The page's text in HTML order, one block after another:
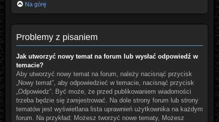
Na górę
Problemy z pisaniem
Jak utworzyć nowy temat na forum lub wysłać odpowiedź w
temacie?
Aby utworzyć nowy temat na forum, należy nacisnąć przycisk
„Nowy temat”, aby odpowiedzieć w temacie, nacisnąć przycisk
„Odpowiedz”. Być może, że przed publikowaniem wiadomości
trzeba będzie się zarejestrować. Na dole strony forum lub strony
tematów jest wyświetlana lista uprawnień użytkownika na każdym
forum. Na przykład: Możesz tworzyć nowe tematy, Możesz